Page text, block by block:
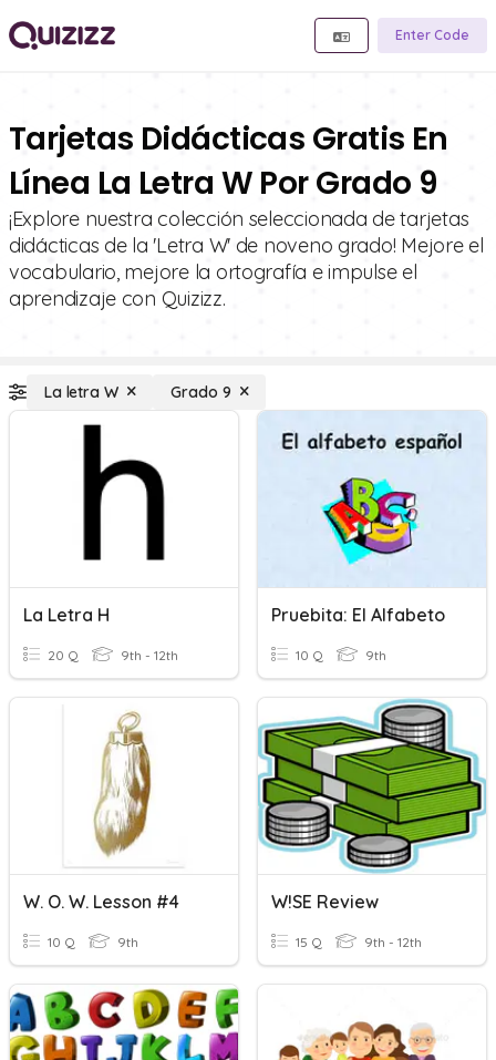
Enter Code
Tarjetas Didácticas Gratis En
Línea La Letra W Por Grado 9
¡Explore nuestra colección seleccionada de tarjetas
didácticas de la 'Letra W' de noveno grado! Mejore el
vocabulario, mejore la ortografía e impulse el
aprendizaje con Quizizz.
La letra W Grado 9
La Letra H
20 Q 9th - 12th
Pruebita: El Alfabeto
10 Q 9th
W. O. W. Lesson #4
10 Q 9th
W!SE Review
15 Q 9th - 12th